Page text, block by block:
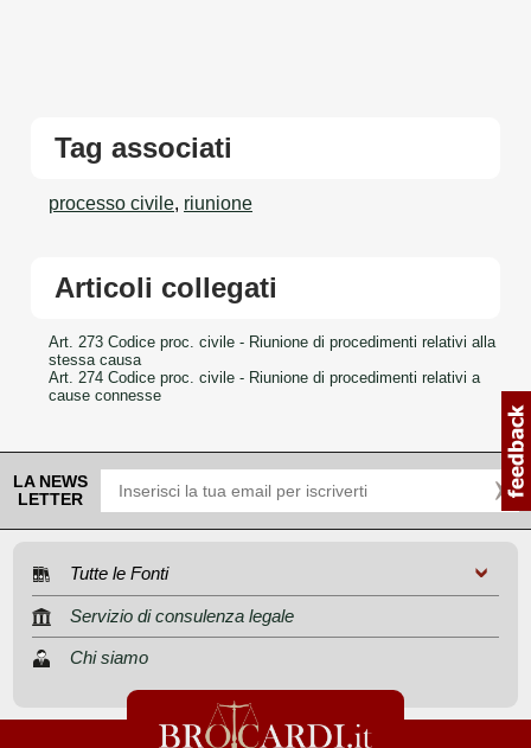
Tag associati
processo civile, riunione
Articoli collegati
Art. 273 Codice proc. civile - Riunione di procedimenti relativi alla
stessa causa
Art. 274 Codice proc. civile - Riunione di procedimenti relativi a
cause connesse
LA NEWS
LETTER
Tutte le Fonti
Servizio di consulenza legale
Chi siamo